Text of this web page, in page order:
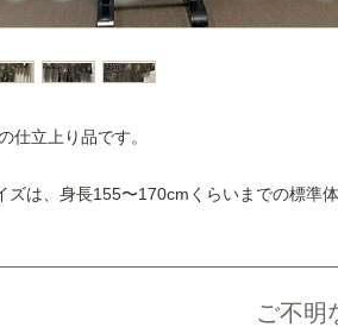
仕立上り品です。
ズは、身長155〜170cmくらいまでの標準
ご不明